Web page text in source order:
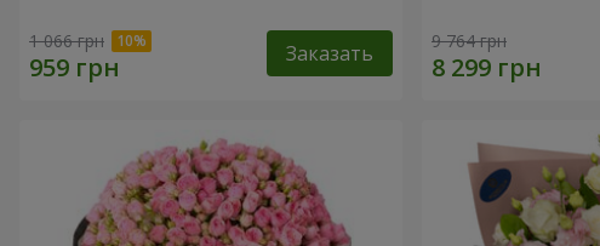
1 066 грн Заказать 9 764 грн